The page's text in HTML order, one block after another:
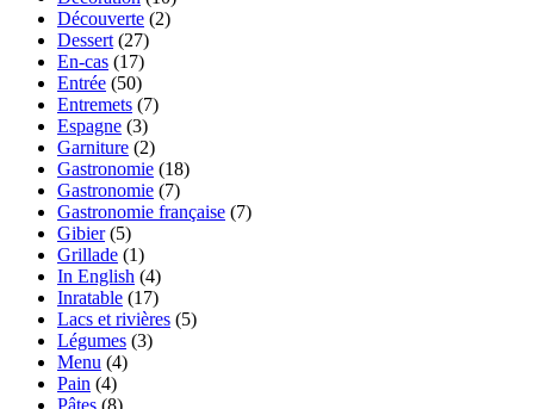
Découverte (2)
Dessert (27)
En-cas (17)
Entrée (50)
Entremets (7)
Espagne (3)
Garniture (2)
Gastronomie (18)
Gastronomie (7)
Gastronomie française (7)
Gibier(5)
Grillade (1)
In English (4)
Inratable (17)
Lacs et rivières (5)
Légumes (3)
Menu (4)
Pain (4)